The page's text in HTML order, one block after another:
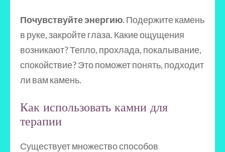
Почувствуйте энергию.Подержите камень
в руке, закройте глаза. Какие ощущения
возникают? Тепло, прохлада, покалывание,
спокойствие? Это поможет понять, подходит
ли вам камень.
Как использовать камни для
терапии
Существует множество способов